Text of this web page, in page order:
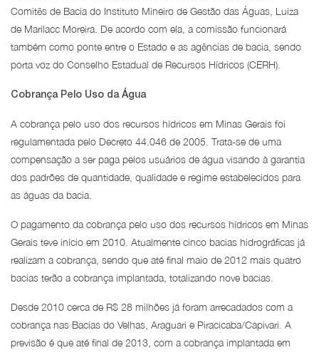
Comitês de Bacia do Instituto Mineiro de Gestão das Águas, Luiza
de Marilacc Moreira. De acordo com ela, a comissão funcionará
também como ponte entre o Estado e as agências de bacia, sendo
porta voz do Conselho Estadual de Recursos Hídricos (CERH).
Cobrança Pelo Uso da Água
A cobrança pelo uso dos recursos hídricos em Minas Gerais foi
regulamentada pelo Decreto 44.046 de 2005. Trata-se de uma
compensação a ser paga pelos usuários de água visando à garantia
dos padrões de quantidade, qualidade e regime estabelecidos para
as águas da bacia.
O pagamento da cobrança pelo uso dos recursos hídricos em Minas
Gerais teve início em 2010. Atualmente cinco bacias hidrográficas já
realizam a cobrança, sendo que até final maio de 2012 mais quatro
bacias terão a cobrança implantada, totalizando nove bacias.
Desde 2010 cerca de R$ 28 milhões já foram arrecadados com a
cobrança nas Bacias do Velhas, Araguari e Piracicaba/Capivari. A
previsão é que até final de 2013, com a cobrança implantada em